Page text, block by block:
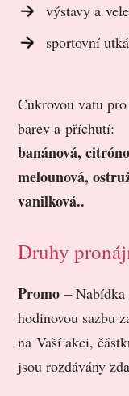
výstavy a
sportovní
Cukrovou vatu
barev a příchutí:
banánová,
melounová,
vanilková..
Druhy
Promo – Nabídka
hodinovou sazbu
na Vaší akci,
jsou rozdávány